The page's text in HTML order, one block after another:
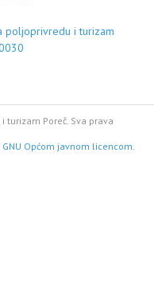
poljoprivredu i turizam
Poreč. Sva prava
GNU Općom javnom licencom.